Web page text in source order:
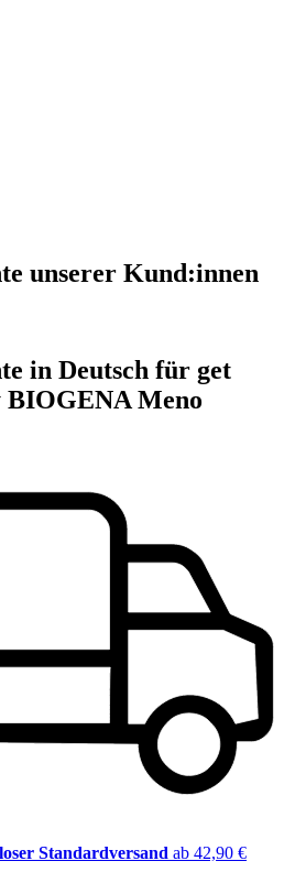
unserer Kund:innen
in Deutsch für get
Meno
Standardversand ab 42,90 €